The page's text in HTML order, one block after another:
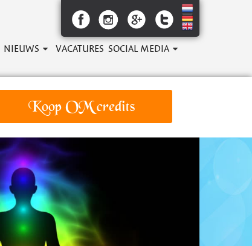
NIEUWS VACATURES SOCIAL MEDIA
Koop OM credits